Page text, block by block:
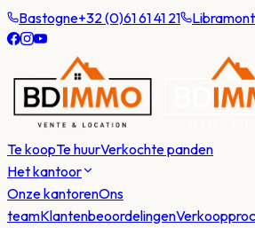
Bastogne+32 (0)61 61 41 21 Libramont
Te koopTe huurVerkochte panden
Het kantoor
Onze kantorenOns
teamKlantenbeoordelingen